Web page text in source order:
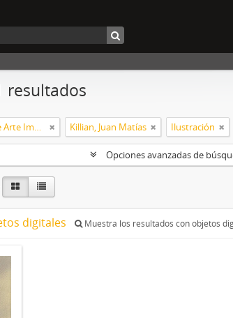
resultados
Colección de Publicaciones de Arte Impreso Killian, Juan Matías Ilustración
Opciones avanzadas de
digitales Muestra los resultados con objetos